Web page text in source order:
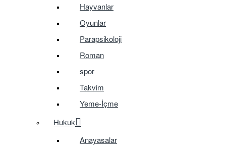
Hayvanlar
Oyunlar
Parapsikoloji
Roman
spor
Takvim
Yeme-İçme
Hukuk
Anayasalar